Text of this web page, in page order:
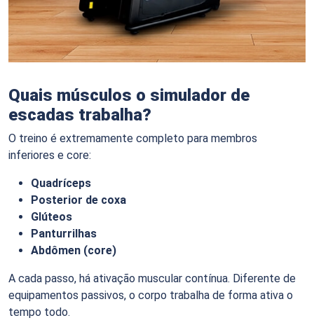
Quais músculos o simulador de
escadas trabalha?
O treino é extremamente completo para membros
inferiores e core:
Quadríceps
Posterior de coxa
Glúteos
Panturrilhas
Abdômen (core)
A cada passo, há ativação muscular contínua. Diferente de
equipamentos passivos, o corpo trabalha de forma ativa o
tempo todo.